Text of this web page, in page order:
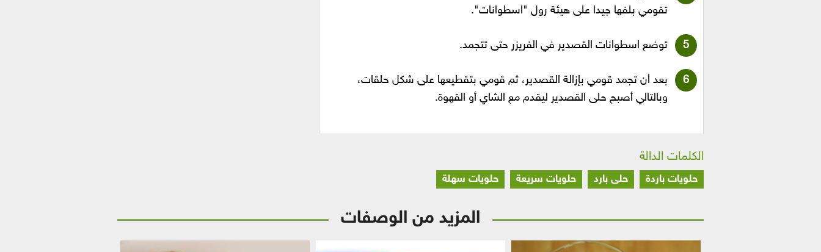
تقومي بلفها جيدا على هيئة رول "اسطوانات".
توضع اسطوانات القصدير في الفريزر حتى تتجمد.
بعد أن تجمد قومي بإزالة القصدير، ثم قومي بتقطيعها على شكل حلقات،
وبالتالي أصبح حلى القصدير ليقدم مع الشاي أو القهوة.
الكلمات الدالة
حلويات باردة حلى بارد حلويات سريعة حلويات سهلة
المزيد من الوصفات